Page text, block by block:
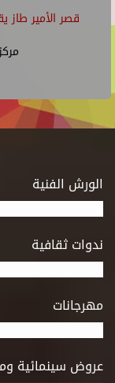
قصر الأمير طاز
الورش الفنية
ندوات ثقافية
مهرجانات
عروض سينمائية